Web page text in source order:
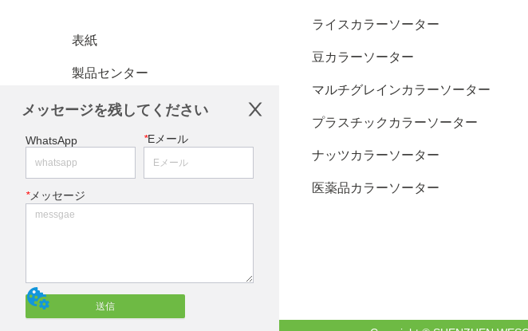
表紙
製品センター
顧客サービス
ニュースセンター
私たちに関しては
エージェントになる
ライスカラーソーター
豆カラーソーター
マルチグレインカラーソーター
プラスチックカラーソーター
ナッツカラーソーター
医薬品カラーソーター
メッセージを残してください
WhatsApp *Eメール
*メッセージ
送信